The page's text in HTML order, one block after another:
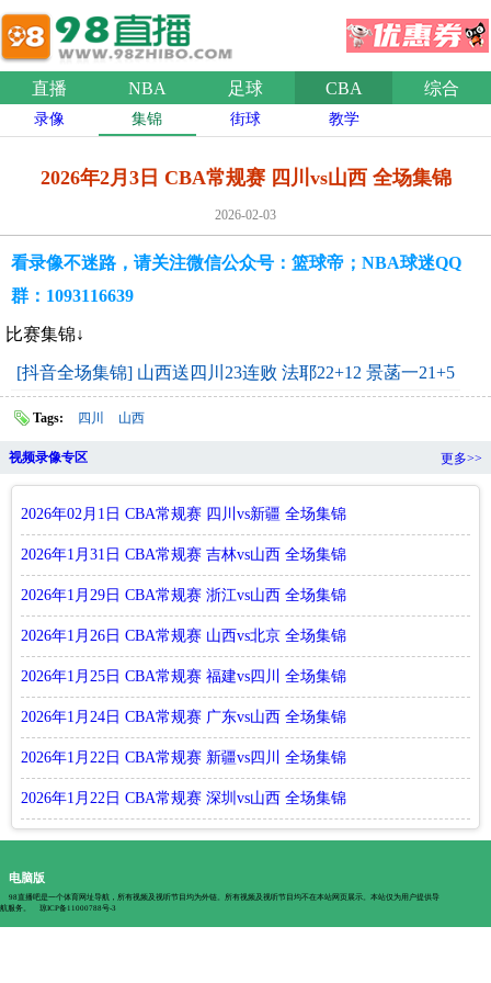
直播 NBA 足球 CBA 综合
录像 集锦 街球 教学
2026年2月3日 CBA常规赛 四川vs山西 全场集锦
2026-02-03
看录像不迷路，请关注微信公众号：篮球帝；NBA球迷QQ
群：1093116639
比赛集锦↓
[抖音全场集锦] 山西送四川23连败 法耶22+12 景菡一21+5
Tags: 四川 山西
视频录像专区 更多>>
2026年02月1日 CBA常规赛 四川vs新疆 全场集锦
2026年1月31日 CBA常规赛 吉林vs山西 全场集锦
2026年1月29日 CBA常规赛 浙江vs山西 全场集锦
2026年1月26日 CBA常规赛 山西vs北京 全场集锦
2026年1月25日 CBA常规赛 福建vs四川 全场集锦
2026年1月24日 CBA常规赛 广东vs山西 全场集锦
2026年1月22日 CBA常规赛 新疆vs四川 全场集锦
2026年1月22日 CBA常规赛 深圳vs山西 全场集锦
电脑版
98直播吧是一个体育网址导航，所有视频及视听节目均为外链。所有视频及视听节目均不在本站网页展示。本站仅为用户提供导
航服务。
琼ICP备11000788号-3